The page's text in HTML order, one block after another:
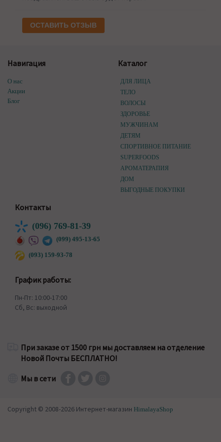
ОСТАВИТЬ ОТЗЫВ
Навигация
О нас
Акции
Блог
Каталог
ДЛЯ ЛИЦА
ТЕЛО
ВОЛОСЫ
ЗДОРОВЬЕ
МУЖЧИНАМ
ДЕТЯМ
СПОРТИВНОЕ ПИТАНИЕ
SUPERFOODS
АРОМАТЕРАПИЯ
ДОМ
ВЫГОДНЫЕ ПОКУПКИ
Контакты
(096) 769-81-39
(099) 495-13-65
(093) 159-93-78
График работы:
Пн-Пт: 10:00-17:00
Сб, Вс: выходной
При заказе от 1500 грн мы доставляем на отделение
Новой Почты БЕСПЛАТНО!
Мы в сети
Copyright © 2008-2026 Интернет-магазин HimalayaShop